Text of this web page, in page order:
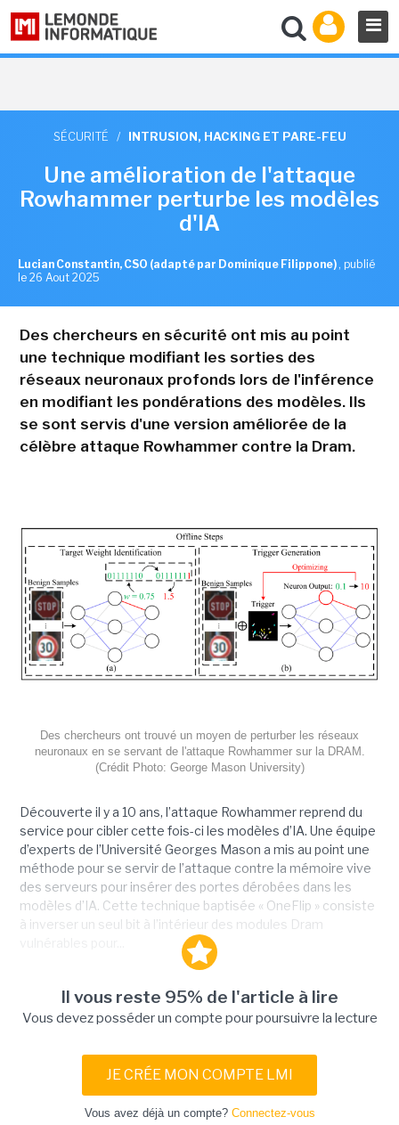
SÉCURITÉ / INTRUSION, HACKING ET PARE-FEU
Une amélioration de l'attaque
Rowhammer perturbe les modèles
d'IA
Lucian Constantin, CSO (adapté par Dominique Filippone) , publié
le 26 Aout 2025
Des chercheurs en sécurité ont mis au point
une technique modifiant les sorties des
réseaux neuronaux profonds lors de l'inférence
en modifiant les pondérations des modèles. Ils
se sont servis d'une version améliorée de la
célèbre attaque Rowhammer contre la Dram.
Des chercheurs ont trouvé un moyen de perturber les réseaux
neuronaux en se servant de l'attaque Rowhammer sur la DRAM.
(Crédit Photo: George Mason University)
Découverte il y a 10 ans, l’attaque Rowhammer reprend du
service pour cibler cette fois-ci les modèles d’IA. Une équipe
d’experts de l’Université Georges Mason a mis au point une
méthode pour se servir de l’attaque contre la mémoire vive
des serveurs pour insérer des portes dérobées dans les
modèles d’IA. Cette technique baptisée « OneFlip » consiste
à inverser un seul bit à l’intérieur des modules Dram
Il vous reste 95% de l'article à lire
Vous devez posséder un compte pour poursuivre la lecture
JE CRÉE MON COMPTE LMI
Vous avez déjà un compte? Connectez-vous